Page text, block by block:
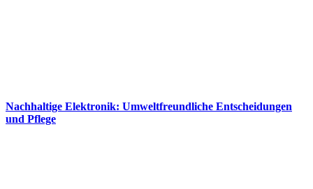
Nachhaltige Elektronik: Umweltfreundliche Entscheidungen
und Pflege